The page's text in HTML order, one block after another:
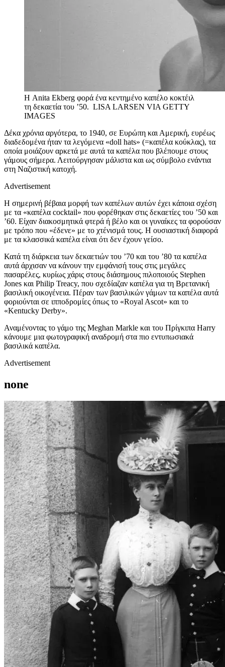
Η Anita Ekberg φορά ένα κεντημένο καπέλο κοκτέιλ
τη δεκαετία του ’50. LISA LARSEN VIA GETTY
IMAGES
Δέκα χρόνια αργότερα, το 1940, σε Ευρώπη και Αμερική, ευρέως
διαδεδομένα ήταν τα λεγόμενα «doll hats» (=καπέλα κούκλας), τα
οποία μοιάζουν αρκετά με αυτά τα καπέλα που βλέπουμε στους
γάμους σήμερα. Λειτούργησαν μάλιστα και ως σύμβολο ενάντια
στη Ναζιστική κατοχή.
Advertisement
Η σημερινή βέβαια μορφή των καπέλων αυτών έχει κάποια σχέση
με τα «καπέλα cocktail» που φορέθηκαν στις δεκαετίες του ’50 και
’60. Είχαν διακοσμητικά φτερά ή βέλο και οι γυναίκες τα φορούσαν
με τρόπο που «έδενε» με το χτένισμά τους. Η ουσιαστική διαφορά
με τα κλασσικά καπέλα είναι ότι δεν έχουν γείσο.
Κατά τη διάρκεια των δεκαετιών του ’70 και του ’80 τα καπέλα
αυτά άρχισαν να κάνουν την εμφάνισή τους στις μεγάλες
πασαρέλες, κυρίως χάρις στους διάσημους πιλοποιούς Stephen
Jones και Philip Treacy, που σχεδίαζαν καπέλα για τη Βρετανική
βασιλική οικογένεια. Πέραν των βασιλικών γάμων τα καπέλα αυτά
φοριούνται σε ιπποδρομίες όπως το «Royal Ascot» και το
«Kentucky Derby».
Αναμένοντας το γάμο της Meghan Markle και του Πρίγκιπα Harry
κάνουμε μια φωτογραφική αναδρομή στα πιο εντυπωσιακά
βασιλικά καπέλα.
Advertisement
none